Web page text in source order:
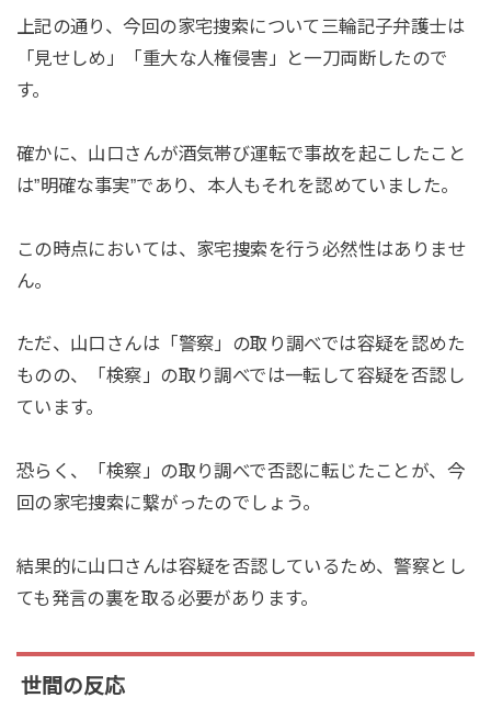
上記の通り、今回の家宅捜索について三輪記子弁護士は
「見せしめ」「重大な人権侵害」と一刀両断したので
す。
確かに、山口さんが酒気帯び運転で事故を起こしたこと
は”明確な事実”であり、本人もそれを認めていました。
この時点においては、家宅捜索を行う必然性はありませ
ん。
ただ、山口さんは「警察」の取り調べでは容疑を認めた
ものの、「検察」の取り調べでは一転して容疑を否認し
ています。
恐らく、「検察」の取り調べで否認に転じたことが、今
回の家宅捜索に繋がったのでしょう。
結果的に山口さんは容疑を否認しているため、警察とし
ても発言の裏を取る必要があります。
世間の反応